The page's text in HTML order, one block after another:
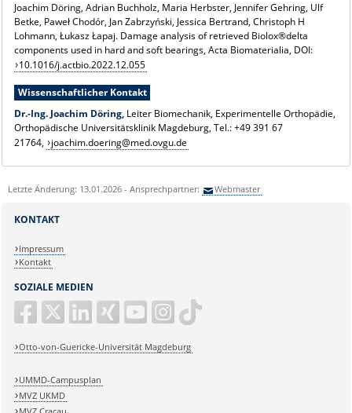
Joachim Döring, Adrian Buchholz, Maria Herbster, Jennifer Gehring, Ulf
Betke, Paweł Chodór, Jan Zabrzyński, Jessica Bertrand, Christoph H
Lohmann, Łukasz Łapaj. Damage analysis of retrieved Biolox®delta
components used in hard and soft bearings, Acta Biomaterialia, DOI:
10.1016/j.actbio.2022.12.055
Wissenschaftlicher Kontakt
Dr.-Ing. Joachim Döring, Leiter Biomechanik, Experimentelle Orthopädie,
Orthopädische Universitätsklinik Magdeburg, Tel.: +49 391 67
21764,
joachim.doering@med.ovgu.de
Letzte Änderung: 13.01.2026 - Ansprechpartner: Webmaster
SOZIALE MEDIEN
Otto-von-Guericke-Universität Magdeburg
KONTAKT
Impressum
Kontakt
UMMD-Campusplan
MVZ UKMD